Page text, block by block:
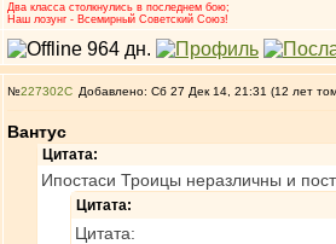
Два класса столкнулись в последнем бою;
Наш лозунг - Всемирный Советский Союз!
№227302 Добавлено: Сб 27 Дек 14, 21:31 (12 лет
Вантус
Цитата:
Ипостаси Троицы неразличны и
Цитата:
Цитата: